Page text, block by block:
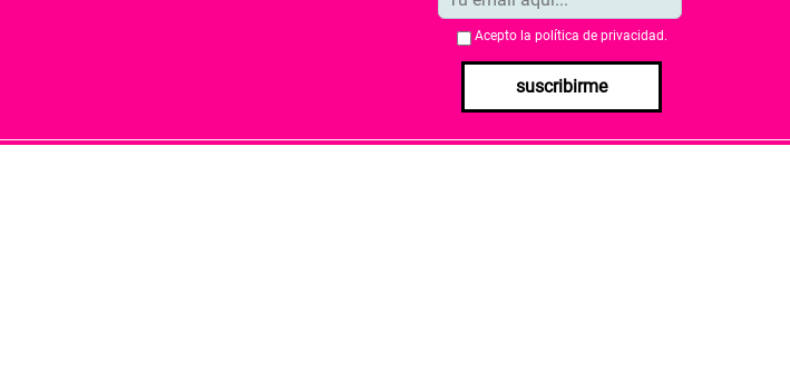
Acepto la política de privacidad .
suscribirme